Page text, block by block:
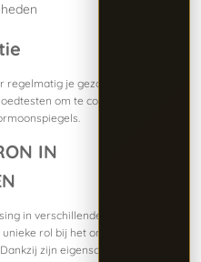
je gezondheid te
om te controleren op
IN
in verschillende fitnessfasen,
rol bij het ondersteunen van
zijn eigenschappen als